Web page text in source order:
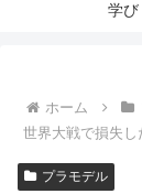
学び
ホーム
世界大戦で損失
プラモデル